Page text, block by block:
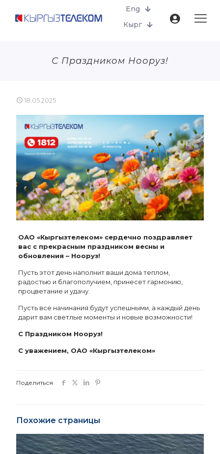
Eng
Кырг
С Праздником Нооруз!
18.05.2025
ОАО «Кыргызтелеком» сердечно поздравляет
вас с прекрасным праздником весны и
обновления – Нооруз!
Пусть этот день наполнит ваши дома теплом,
радостью и благополучием, принесет гармонию,
процветание и удачу.
Пусть все начинания будут успешными, а каждый день
дарит вам светлые моменты и новые возможности!
С Праздником Нооруз!
С уважением, ОАО «Кыргызтелеком»
Поделиться
Похожие страницы